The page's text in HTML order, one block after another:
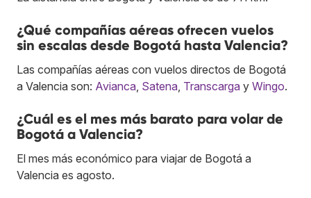
¿Qué compañías aéreas ofrecen vuelos
sin escalas desde Bogotá hasta Valencia?
Las compañías aéreas con vuelos directos de Bogotá
a Valencia son: Avianca Satena Transcarga y Wingo.
¿Cuál es el mes más barato para volar de
Bogotá a Valencia?
El mes más económico para viajar de Bogotá a
Valencia es agosto.